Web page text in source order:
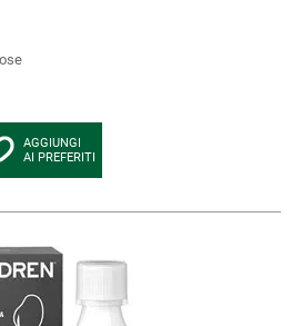
AGGIUNGI
AI PREFERITI